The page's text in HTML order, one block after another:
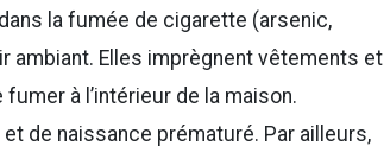
la fumée de cigarette (arsenic,
ambiant. Elles imprègnent vêtements et
à l’intérieur de la maison.
de naissance prématuré. Par ailleurs,